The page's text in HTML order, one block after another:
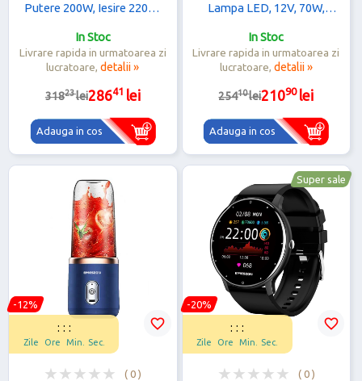
Putere 200W, Iesire 220V-
1xType-C 5V 5.4A, QC 3.0,
Negru
In Stoc
Livrare rapida in urmatoarea zi
lucratoare, detalii »
31823lei28641 lei
Adauga in cos
Lampa LED, 12V, 70W,
Anvelope, Roti, Mingii,
Colace, Negru
In Stoc
Livrare rapida in urmatoarea zi
lucratoare, detalii »
25410lei21090 lei
Adauga in cos
-12%
: : :
Zile Ore Min. Sec.
( 0 )
favorite_border
Super sale
-20%
: : :
Zile Ore Min. Sec.
( 0 )
favorite_border